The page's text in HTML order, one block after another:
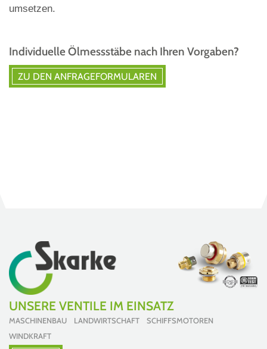
umsetzen.
Individuelle Ölmessstäbe nach Ihren Vorgaben?
ZU DEN ANFRAGEFORMULAREN
UNSERE VENTILE IM EINSATZ
MASCHINENBAU LANDWIRTSCHAFT SCHIFFSMOTOREN
WINDKRAFT